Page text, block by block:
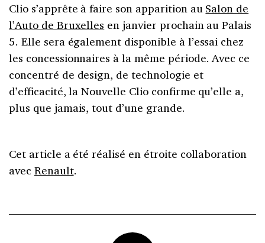
Clio s’apprête à faire son apparition au Salon de
l’Auto de Bruxelles en janvier prochain au Palais
5. Elle sera également disponible à l’essai chez
les concessionnaires à la même période. Avec ce
concentré de design, de technologie et
d’efficacité, la Nouvelle Clio confirme qu’elle a,
plus que jamais, tout d’une grande.
Cet article a été réalisé en étroite collaboration
avec Renault.